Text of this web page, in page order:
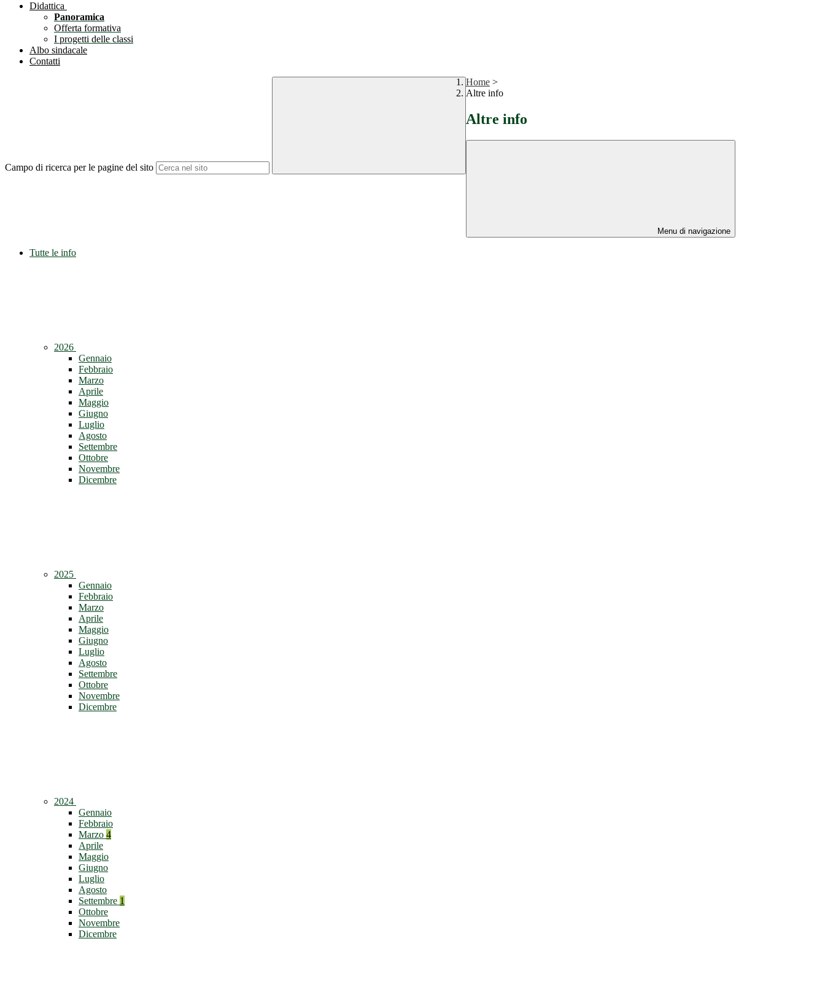
Didattica
Panoramica
Offerta formativa
I progetti delle classi
Albo sindacale
Contatti
Campo di ricerca per le pagine del sito
Home >
Altre info
Altre info
Menu di navigazione
Tutte le info
2026
Gennaio
Febbraio
Marzo
Aprile
Maggio
Giugno
Luglio
Agosto
Settembre
Ottobre
Novembre
Dicembre
2025
Gennaio
Febbraio
Marzo
Aprile
Maggio
Giugno
Luglio
Agosto
Settembre
Ottobre
Novembre
Dicembre
2024
Gennaio
Febbraio
Marzo 4
Aprile
Maggio
Giugno
Luglio
Agosto
Settembre 1
Ottobre
Novembre
Dicembre